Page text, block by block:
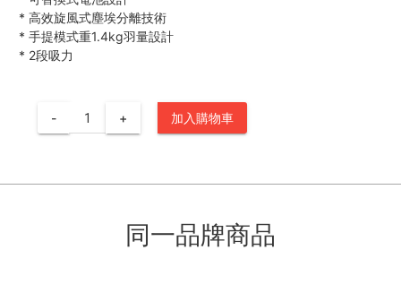
* 高效旋風式塵埃分離技術
* 手提模式重1.4kg羽量設計
* 2段吸力
- + 加入購物車
同一品牌商品